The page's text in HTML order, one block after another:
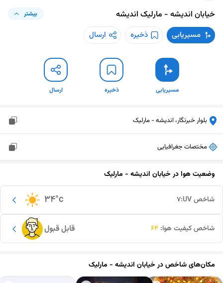
خیابان اندیشه - مارلیک اندیشه بیشتر
مسیریابی ذخیره ارسال
مسیریابی ذخیره ارسال
بلوار خبرنگار، اندیشه - مارلیک
مختصات جغرافیایی
وضعیت هوا درخیابان اندیشه - مارلیک
34°c شاخص UV: 7
قابل قبول شاخص کیفیت هوا: 64
مکان‌های شاخص درخیابان اندیشه - مارلیک